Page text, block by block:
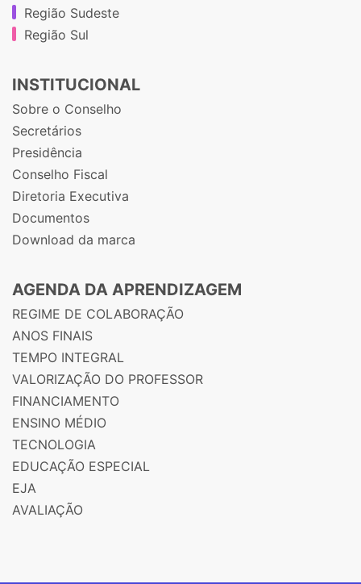
Região Sudeste
Região Sul
INSTITUCIONAL
Sobre o Conselho
Secretários
Presidência
Conselho Fiscal
Diretoria Executiva
Documentos
Download da marca
AGENDA DA APRENDIZAGEM
REGIME DE COLABORAÇÃO
ANOS FINAIS
TEMPO INTEGRAL
VALORIZAÇÃO DO PROFESSOR
FINANCIAMENTO
ENSINO MÉDIO
TECNOLOGIA
EDUCAÇÃO ESPECIAL
EJA
AVALIAÇÃO